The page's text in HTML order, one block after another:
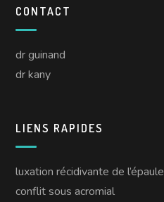
CONTACT
dr guinand
dr kany
LIENS RAPIDES
luxation récidivante de l’épaule
conflit sous acromial